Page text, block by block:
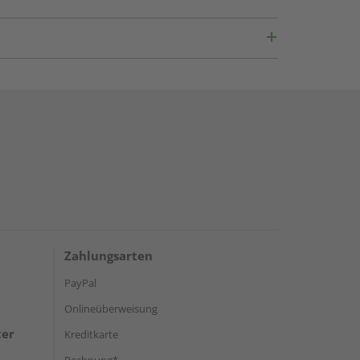
Zahlungsarten
PayPal
Onlineüberweisung
Kreditkarte